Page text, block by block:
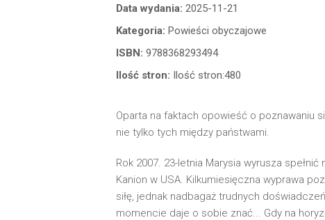
Data wydania: 2025-11-21
Kategoria: Powieści obyczajowe
ISBN: 9788368293494
Ilość stron: Ilość stron:480
Oparta na faktach opowieść o poznawaniu
nie tylko tych między państwami.
Rok 2007. 23-letnia Marysia wyrusza
Kanion w USA. Kilkumiesięczna wyprawa
siłę, jednak nadbagaż trudnych
momencie daje o sobie znać... Gdy na